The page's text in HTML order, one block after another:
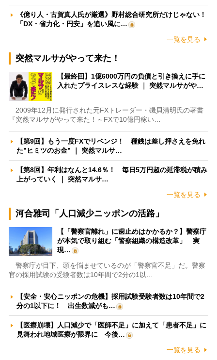
《億り人・古賀真人氏が厳選》野村総合研究所だけじゃない！
「DX・省力化・円安」を追い風に…
一覧を見る
突然マルサがやって来た！
【最終回】1億6000万円の負債と引き換えに手に
入れたプライスレスな経験 ｜ 突然マルサがや…
2009年12月に発行された元FXトレーダー・磯貝清明氏の著書
『突然マルサがやって来た！～FXで10億円稼い…
【第9回】もう一度FXでリベンジ！ 種銭は差し押さえを免れ
た”ヒミツのお金” ｜ 突然マルサ…
【第8回】年利はなんと14.6％！ 毎日5万円超の延滞税が積み
上がっていく ｜ 突然マルサ…
一覧を見る
河合雅司「人口減少ニッポンの活路」
【「警察官離れ」に歯止めはかかるか？】警察庁
が本気で取り組む「警察組織の構造改革」 実
現…
警察庁が目下、頭を悩ませているのが「警察官不足」だ。警察
官の採用試験の受験者数は10年間で2分の1以…
【安全・安心ニッポンの危機】採用試験受験者数は10年間で2
分の1以下に！ 出生数減がも…
【医療崩壊】人口減少で「医師不足」に加えて「患者不足」に
見舞われ地域医療が限界に 今後…
一覧を見る